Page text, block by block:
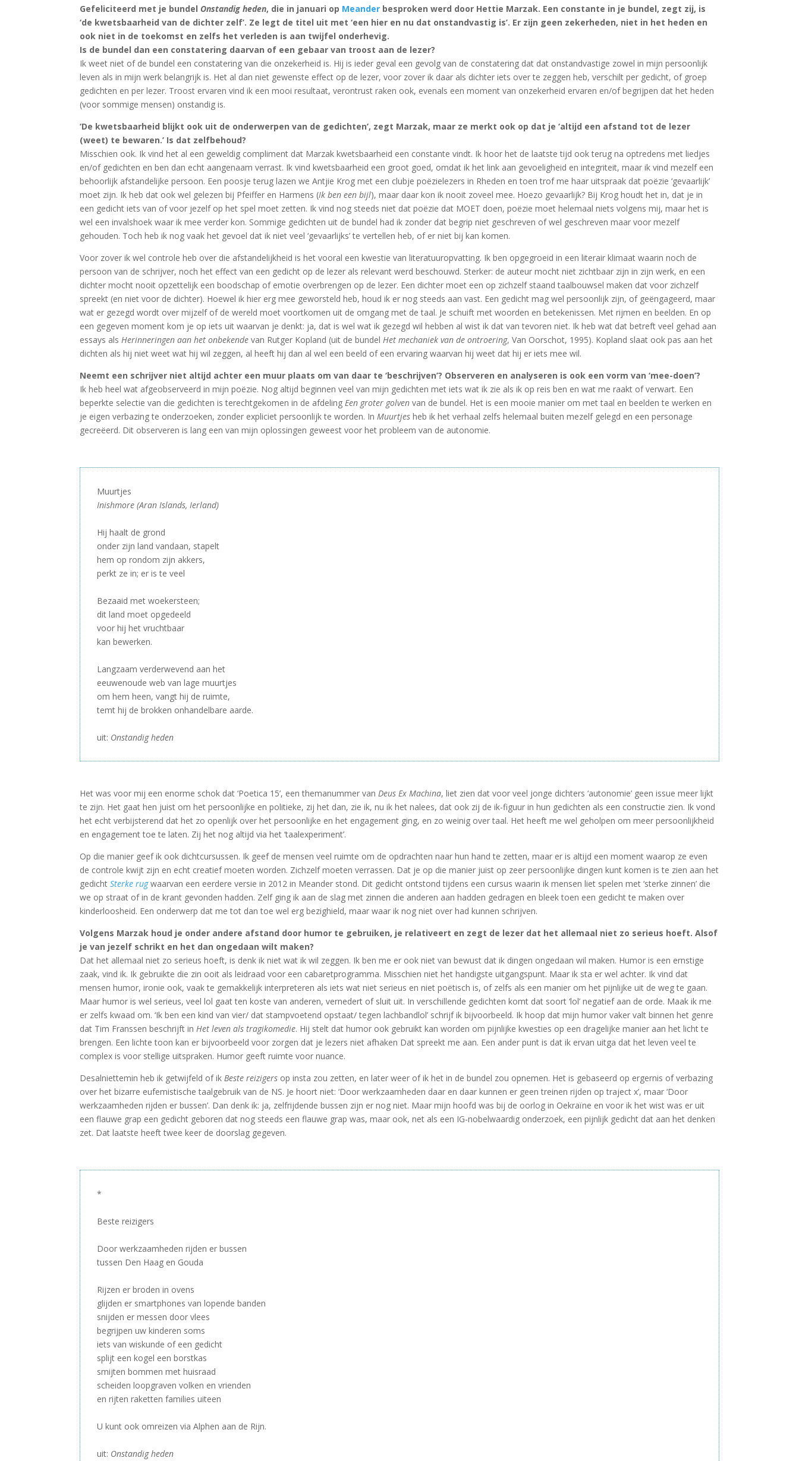
Gefeliciteerd met je bundel Onstandig heden, die in januari op Meander besproken werd door Hettie Marzak. Een constante in je bundel, zegt zij, is
‘de kwetsbaarheid van de dichter zelf’. Ze legt de titel uit met ‘een hier en nu dat onstandvastig is’. Er zijn geen zekerheden, niet in het heden en
ook niet in de toekomst en zelfs het verleden is aan twijfel onderhevig.
Is de bundel dan een constatering daarvan of een gebaar van troost aan de lezer?
Ik weet niet of de bundel een constatering van die onzekerheid is. Hij is ieder geval een gevolg van de constatering dat dat onstandvastige zowel in mijn persoonlijk
leven als in mijn werk belangrijk is. Het al dan niet gewenste effect op de lezer, voor zover ik daar als dichter iets over te zeggen heb, verschilt per gedicht, of groep
gedichten en per lezer. Troost ervaren vind ik een mooi resultaat, verontrust raken ook, evenals een moment van onzekerheid ervaren en/of begrijpen dat het heden
(voor sommige mensen) onstandig is.
‘De kwetsbaarheid blijkt ook uit de onderwerpen van de gedichten’, zegt Marzak, maar ze merkt ook op dat je ‘altijd een afstand tot de lezer
(weet) te bewaren.’ Is dat zelfbehoud?
Misschien ook. Ik vind het al een geweldig compliment dat Marzak kwetsbaarheid een constante vindt. Ik hoor het de laatste tijd ook terug na optredens met liedjes
en/of gedichten en ben dan echt aangenaam verrast. Ik vind kwetsbaarheid een groot goed, omdat ik het link aan gevoeligheid en integriteit, maar ik vind mezelf een
behoorlijk afstandelijke persoon. Een poosje terug lazen we Antjie Krog met een clubje poëzielezers in Rheden en toen trof me haar uitspraak dat poëzie ‘gevaarlijk’
moet zijn. Ik heb dat ook wel gelezen bij Pfeiffer en Harmens (Ik ben een bijl), maar daar kon ik nooit zoveel mee. Hoezo gevaarlijk? Bij Krog houdt het in, dat je in
een gedicht iets van of voor jezelf op het spel moet zetten. Ik vind nog steeds niet dat poëzie dat MOET doen, poëzie moet helemaal niets volgens mij, maar het is
wel een invalshoek waar ik mee verder kon. Sommige gedichten uit de bundel had ik zonder dat begrip niet geschreven of wel geschreven maar voor mezelf
gehouden. Toch heb ik nog vaak het gevoel dat ik niet veel ‘gevaarlijks’ te vertellen heb, of er niet bij kan komen.
Voor zover ik wel controle heb over die afstandelijkheid is het vooral een kwestie van literatuuropvatting. Ik ben opgegroeid in een literair klimaat waarin noch de
persoon van de schrijver, noch het effect van een gedicht op de lezer als relevant werd beschouwd. Sterker: de auteur mocht niet zichtbaar zijn in zijn werk, en een
dichter mocht nooit opzettelijk een boodschap of emotie overbrengen op de lezer. Een dichter moet een op zichzelf staand taalbouwsel maken dat voor zichzelf
spreekt (en niet voor de dichter). Hoewel ik hier erg mee geworsteld heb, houd ik er nog steeds aan vast. Een gedicht mag wel persoonlijk zijn, of geëngageerd, maar
wat er gezegd wordt over mijzelf of de wereld moet voortkomen uit de omgang met de taal. Je schuift met woorden en betekenissen. Met rijmen en beelden. En op
een gegeven moment kom je op iets uit waarvan je denkt: ja, dat is wel wat ik gezegd wil hebben al wist ik dat van tevoren niet. Ik heb wat dat betreft veel gehad aan
essays alsHerinneringen aan het onbekende van Rutger Kopland (uit de bundelHet mechaniek van de ontroering, Van Oorschot, 1995). Kopland slaat ook pas aan het
dichten als hij niet weet wat hij wil zeggen, al heeft hij dan al wel een beeld of een ervaring waarvan hij weet dat hij er iets mee wil.
Neemt een schrijver niet altijd achter een muur plaats om van daar te ‘beschrijven’? Observeren en analyseren is ook een vorm van ‘mee-doen’?
Ik heb heel wat afgeobserveerd in mijn poëzie. Nog altijd beginnen veel van mijn gedichten met iets wat ik zie als ik op reis ben en wat me raakt of verwart. Een
beperkte selectie van die gedichten is terechtgekomen in de afdelingEen groter golven van de bundel. Het is een mooie manier om met taal en beelden te werken en
je eigen verbazing te onderzoeken, zonder expliciet persoonlijk te worden. InMuurtjes heb ik het verhaal zelfs helemaal buiten mezelf gelegd en een personage
gecreëerd. Dit observeren is lang een van mijn oplossingen geweest voor het probleem van de autonomie.
Muurtjes
Inishmore (Aran Islands, Ierland)
Hij haalt de grond
onder zijn land vandaan, stapelt
hem op rondom zijn akkers,
perkt ze in; er is te veel
Bezaaid met woekersteen;
dit land moet opgedeeld
voor hij het vruchtbaar
kan bewerken.
Langzaam verderwevend aan het
eeuwenoude web van lage muurtjes
om hem heen, vangt hij de ruimte,
temt hij de brokken onhandelbare aarde.
uit: Onstandig heden
Het was voor mij een enorme schok dat ‘Poetica 15’, een themanummer vanDeus Ex Machina, liet zien dat voor veel jonge dichters ‘autonomie’ geen issue meer lijkt
te zijn. Het gaat hen juist om het persoonlijke en politieke, zij het dan, zie ik, nu ik het nalees, dat ook zij de ik-figuur in hun gedichten als een constructie zien. Ik vond
het echt verbijsterend dat het zo openlijk over het persoonlijke en het engagement ging, en zo weinig over taal. Het heeft me wel geholpen om meer persoonlijkheid
en engagement toe te laten. Zij het nog altijd via het ‘taalexperiment’.
Op die manier geef ik ook dichtcursussen. Ik geef de mensen veel ruimte om de opdrachten naar hun hand te zetten, maar er is altijd een moment waarop ze even
de controle kwijt zijn en echt creatief moeten worden. Zichzelf moeten verrassen. Dat je op die manier juist op zeer persoonlijke dingen kunt komen is te zien aan het
gedichtSterke rugwaarvan een eerdere versie in 2012 in Meander stond. Dit gedicht ontstond tijdens een cursus waarin ik mensen liet spelen met ‘sterke zinnen’ die
we op straat of in de krant gevonden hadden. Zelf ging ik aan de slag met zinnen die anderen aan hadden gedragen en bleek toen een gedicht te maken over
kinderloosheid. Een onderwerp dat me tot dan toe wel erg bezighield, maar waar ik nog niet over had kunnen schrijven.
Volgens Marzak houd je onder andere afstand door humor te gebruiken, je relativeert en zegt de lezer dat het allemaal niet zo serieus hoeft. Alsof
je van jezelf schrikt en het dan ongedaan wilt maken?
Dat het allemaal niet zo serieus hoeft, is denk ik niet wat ik wil zeggen. Ik ben me er ook niet van bewust dat ik dingen ongedaan wil maken. Humor is een ernstige
zaak, vind ik. Ik gebruikte die zin ooit als leidraad voor een cabaretprogramma. Misschien niet het handigste uitgangspunt. Maar ik sta er wel achter. Ik vind dat
mensen humor, ironie ook, vaak te gemakkelijk interpreteren als iets wat niet serieus en niet poëtisch is, of zelfs als een manier om het pijnlijke uit de weg te gaan.
Maar humor is wel serieus, veel lol gaat ten koste van anderen, vernedert of sluit uit. In verschillende gedichten komt dat soort ‘lol’ negatief aan de orde. Maak ik me
er zelfs kwaad om. ‘Ik ben een kind van vier/ dat stampvoetend opstaat/ tegen lachbandlol’ schrijf ik bijvoorbeeld. Ik hoop dat mijn humor vaker valt binnen het genre
dat Tim Franssen beschrijft inHet leven als tragikomedie. Hij stelt dat humor ook gebruikt kan worden om pijnlijke kwesties op een dragelijke manier aan het licht te
brengen. Een lichte toon kan er bijvoorbeeld voor zorgen dat je lezers niet afhaken Dat spreekt me aan. Een ander punt is dat ik ervan uitga dat het leven veel te
complex is voor stellige uitspraken. Humor geeft ruimte voor nuance.
Desalniettemin heb ik getwijfeld of ikBeste reizigers op insta zou zetten, en later weer of ik het in de bundel zou opnemen. Het is gebaseerd op ergernis of verbazing
over het bizarre eufemistische taalgebruik van de NS. Je hoort niet: ‘Door werkzaamheden daar en daar kunnen er geen treinen rijden op traject x’, maar ‘Door
werkzaamheden rijden er bussen’. Dan denk ik: ja, zelfrijdende bussen zijn er nog niet. Maar mijn hoofd was bij de oorlog in Oekraïne en voor ik het wist was er uit
een flauwe grap een gedicht geboren dat nog steeds een flauwe grap was, maar ook, net als een IG-nobelwaardig onderzoek, een pijnlijk gedicht dat aan het denken
zet. Dat laatste heeft twee keer de doorslag gegeven.
*
Beste reizigers
Door werkzaamheden rijden er bussen
tussen Den Haag en Gouda
Rijzen er broden in ovens
glijden er smartphones van lopende banden
snijden er messen door vlees
begrijpen uw kinderen soms
iets van wiskunde of een gedicht
splijt een kogel een borstkas
smijten bommen met huisraad
scheiden loopgraven volken en vrienden
en rijten raketten families uiteen
U kunt ook omreizen via Alphen aan de Rijn.
uit: Onstandig heden